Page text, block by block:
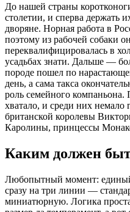
До нашей страны
столетии, и сперва держать
дворяне. Норная работа в
поэтому из рабочей собаки
переквалифицировалась в
усадьбах знати. Дальше —
породе пошел по
день, а сама такса
роль семейного компаньона.
хватало, и среди них
британской королевы
Каролины, принцессы
Каким должен
Любопытный момент:
сразу на три линии —
миниатюрную. Логика